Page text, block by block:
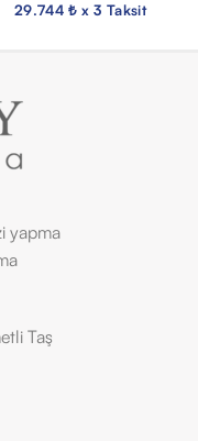
29.744 ₺ x 3 Taksit
yapma
Taş